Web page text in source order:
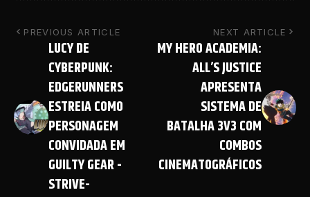
PREVIOUS ARTICLE
LUCY DE
CYBERPUNK:
EDGERUNNERS
ESTREIA COMO
PERSONAGEM
CONVIDADA EM
GUILTY GEAR -
STRIVE-
NEXT ARTICLE
MY HERO ACADEMIA:
ALL’S JUSTICE
APRESENTA
SISTEMA DE
BATALHA 3V3 COM
COMBOS
CINEMATOGRÁFICOS